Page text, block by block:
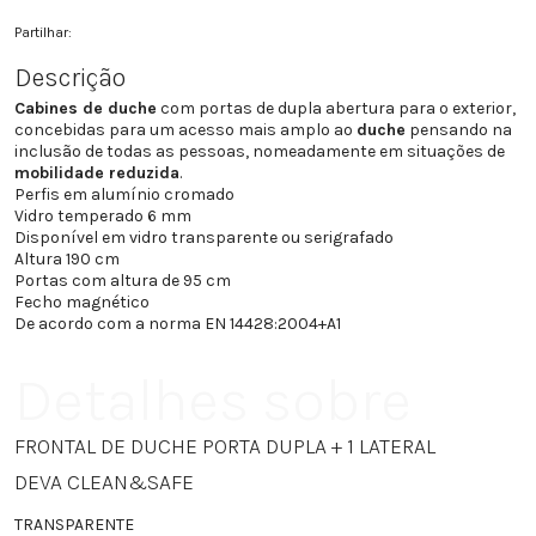
95CM - 93|96 - DIREITA
DB0713226
750.3 €
95CM - 93|96 -ESQUERDA
DB0713227
100CM - 98|101 - DIREITA
DB0713231
762.6 €
100CM - 98|101 - ESQUERDA
DB0713232
Partilhar:
Descrição
Cabines de duche com portas de dupla abertura para o exterior,
concebidas para um acesso mais amplo ao duche pensando na
inclusão de todas as pessoas, nomeadamente em situações de
mobilidade reduzida.
Perfis em alumínio cromado
Vidro temperado 6 mm
Disponível em vidro transparente ou serigrafado
Altura 190 cm
Portas com altura de 95 cm
Fecho magnético
De acordo com a norma EN 14428:2004+A1
FRONTAL DE DUCHE PORTA DUPLA + 1 LATERAL
DEVA CLEAN&SAFE
TRANSPARENTE